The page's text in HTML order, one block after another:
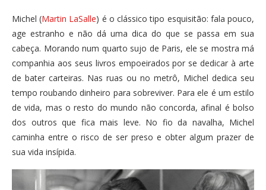
Michel (Martin LaSalle) é o clássico tipo esquisitão: fala pouco,
age estranho e não dá uma dica do que se passa em sua
cabeça. Morando num quarto sujo de Paris, ele se mostra má
companhia aos seus livros empoeirados por se dedicar à arte
de bater carteiras. Nas ruas ou no metrô, Michel dedica seu
tempo roubando dinheiro para sobreviver. Para ele é um estilo
de vida, mas o resto do mundo não concorda, afinal é bolso
dos outros que fica mais leve. No fio da navalha, Michel
caminha entre o risco de ser preso e obter algum prazer de
sua vida insípida.